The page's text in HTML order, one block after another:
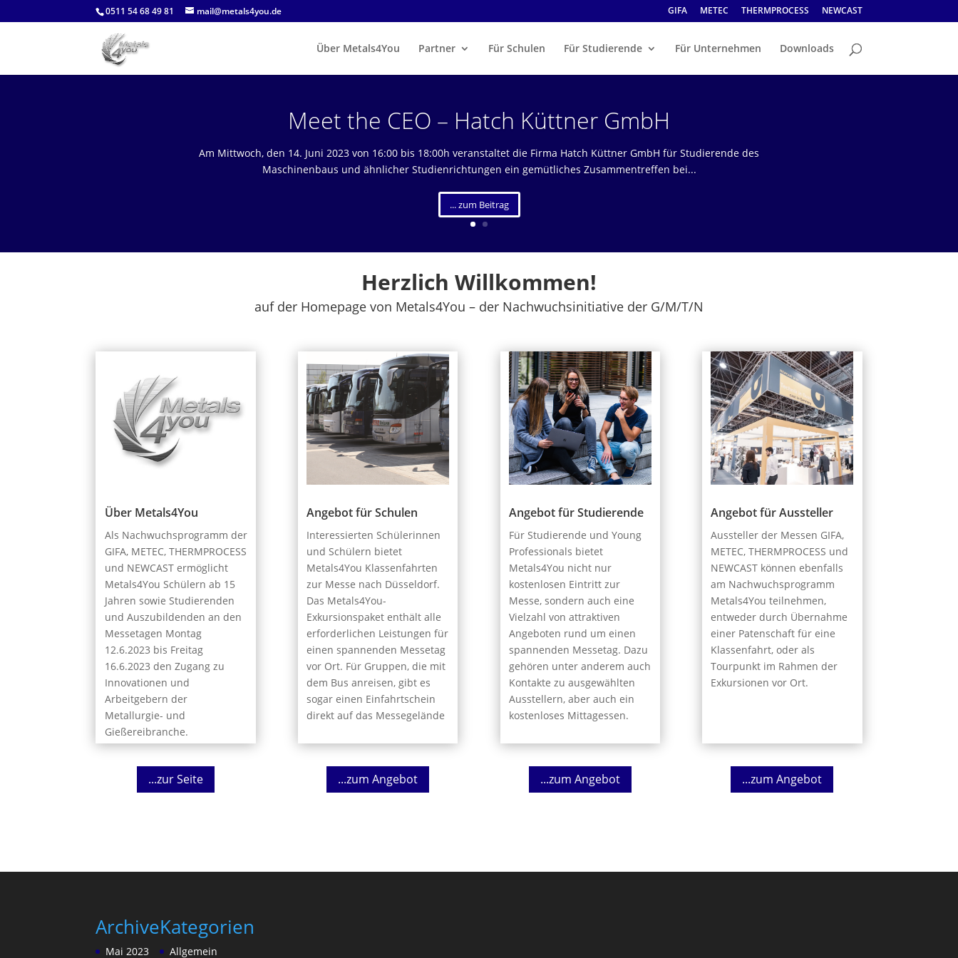
0511 54 68 49 81 mail@metals4you.de GIFA METEC THERMPROCESS NEWCAST
Über Metals4You Partner Für Schulen Für Studierende Für Unternehmen Downloads
Meet the CEO – Hatch Küttner GmbH
Am Mittwoch, den 14. Juni 2023 von 16:00 bis 18:00h veranstaltet die Firma Hatch Küttner GmbH für Studierende des
Maschinenbaus und ähnlicher Studienrichtungen ein gemütliches Zusammentreffen bei...
... zum Beitrag
Herzlich Willkommen!
auf der Homepage von Metals4You – der Nachwuchsinitiative der G/M/T/N
Über Metals4You
Als Nachwuchsprogramm der
GIFA, METEC, THERMPROCESS
und NEWCAST ermöglicht
Metals4You Schülern ab 15
Jahren sowie Studierenden
und Auszubildenden an den
Messetagen Montag
12.6.2023 bis Freitag
16.6.2023 den Zugang zu
Innovationen und
Arbeitgebern der
Metallurgie- und
Gießereibranche.
...zur Seite
Angebot für Schulen
Interessierten Schülerinnen
und Schülern bietet
Metals4You Klassenfahrten
zur Messe nach Düsseldorf.
Das Metals4You-
Exkursionspaket enthält alle
erforderlichen Leistungen für
einen spannenden Messetag
vor Ort. Für Gruppen, die mit
dem Bus anreisen, gibt es
sogar einen Einfahrtschein
direkt auf das Messegelände
...zum Angebot
Angebot für Studierende
Für Studierende und Young
Professionals bietet
Metals4You nicht nur
kostenlosen Eintritt zur
Messe, sondern auch eine
Vielzahl von attraktiven
Angeboten rund um einen
spannenden Messetag. Dazu
gehören unter anderem auch
Kontakte zu ausgewählten
Ausstellern, aber auch ein
kostenloses Mittagessen.
...zum Angebot
Angebot für Aussteller
Aussteller der Messen GIFA,
METEC, THERMPROCESS und
NEWCAST können ebenfalls
am Nachwuchsprogramm
Metals4You teilnehmen,
entweder durch Übernahme
einer Patenschaft für eine
Klassenfahrt, oder als
Tourpunkt im Rahmen der
Exkursionen vor Ort.
...zum Angebot
Archive
Mai 2023
Kategorien
Allgemein